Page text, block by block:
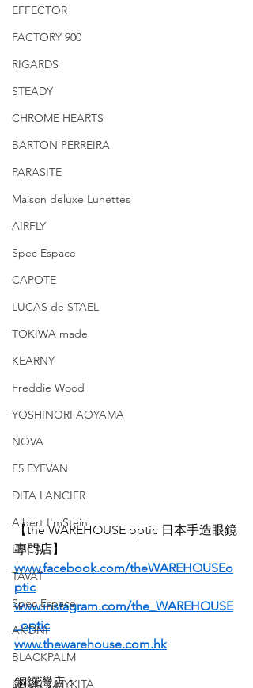
EFFECTOR
FACTORY 900
RIGARDS
STEADY
CHROME HEARTS
BARTON PERREIRA
PARASITE
Maison deluxe Lunettes
AIRFLY
Spec Espace
CAPOTE
LUCAS de STAEL
TOKIWA made
KEARNY
Freddie Wood
YOSHINORI AOYAMA
NOVA
E5 EYEVAN
DITA LANCIER
Albert I'mStein
LEICA
TAVAT
Spec Espace
AKONI
BLACKPALM
LEICA x MYKITA
【the WAREHOUSE optic 日本手造眼鏡
專門店】
www.facebook.com/theWAREHOUSEo
ptic
www.instagram.com/the_WAREHOUSE
_optic
www.thewarehouse.com.hk
銅鑼灣店：